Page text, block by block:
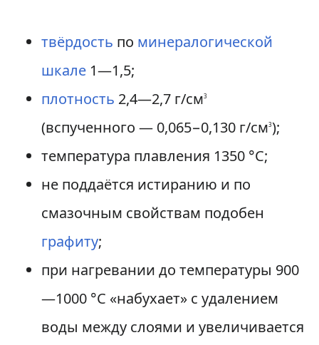
твёрдость по минералогической
шкале1—1,5;
плотность 2,4—2,7 г/см3
(вспученного — 0,065−0,130 г/см3);
температура плавления 1350 °C;
не поддаётся истиранию и по
смазочным свойствам подобен
графиту;
при нагревании до температуры 900
—1000 °C «набухает» с удалением
воды между слоями и увеличивается